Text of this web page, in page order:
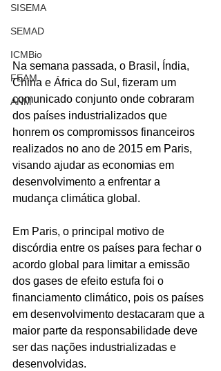
SISEMA
SEMAD
ICMBio
FEAM
ANM
Na semana passada, o Brasil, Índia,
China e África do Sul, fizeram um
comunicado conjunto onde cobraram
dos países industrializados que
honrem os compromissos financeiros
realizados no ano de 2015 em Paris,
visando ajudar as economias em
desenvolvimento a enfrentar a
mudança climática global.
Em Paris, o principal motivo de
discórdia entre os países para fechar o
acordo global para limitar a emissão
dos gases de efeito estufa foi o
financiamento climático, pois os países
em desenvolvimento destacaram que a
maior parte da responsabilidade deve
ser das nações industrializadas e
desenvolvidas.